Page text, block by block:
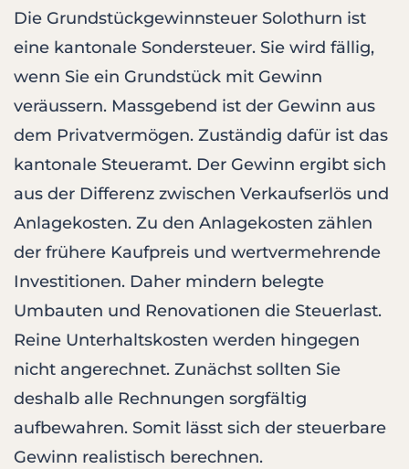
Die Grundstückgewinnsteuer Solothurn ist
eine kantonale Sondersteuer. Sie wird fällig,
wenn Sie ein Grundstück mit Gewinn
veräussern. Massgebend ist der Gewinn aus
dem Privatvermögen. Zuständig dafür ist das
kantonale Steueramt. Der Gewinn ergibt sich
aus der Differenz zwischen Verkaufserlös und
Anlagekosten. Zu den Anlagekosten zählen
der frühere Kaufpreis und wertvermehrende
Investitionen. Daher mindern belegte
Umbauten und Renovationen die Steuerlast.
Reine Unterhaltskosten werden hingegen
nicht angerechnet. Zunächst sollten Sie
deshalb alle Rechnungen sorgfältig
aufbewahren. Somit lässt sich der steuerbare
Gewinn realistisch berechnen.